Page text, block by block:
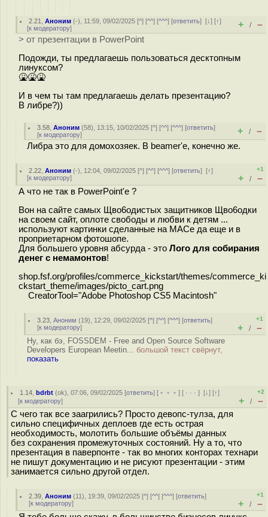
2.21 ,Аноним (-), 11:59, 09/02/2025 [^] [^^] [^^^] [ответить][↓] [↑]
[к модератору] + / –
> от презентации в PowerPoint
Подожди, ты предлагаешь пользоваться десктопным
линуксом?
🤮🤮🤮
И в чем ты там предлагаешь делать презентацию?
В либре?))
3.58 ,Аноним (58), 13:15, 10/02/2025 [^] [^^] [^^^] [ответить]
[к модератору] + / –
Либра это для домохозяек. В beamer'е, конечно же.
2.22 ,Аноним (-), 12:04, 09/02/2025 [^] [^^] [^^^] [ответить][↑]
[к модератору]
+1
+ / –
А что не так в PowerPoint'е ?
Вон на сайте самых Щво6одистых защитников Щво6одки
на своем сайт, оплоте свободы и любви к детям ...
используют картинки сделанные на МАСе да еще и в
проприетарном фотошопе.
Для большего уровня абсурда - это Лого для собирания
денег с немамонтов!
shop.fsf.org/profiles/commerce_kickstart/themes/commerce_ki
ckstart_theme/images/picto_cart.png
CreatorTool="Adobe Photoshop CS5 Macintosh"
3.23 ,Аноним (19), 12:29, 09/02/2025 [^] [^^] [^^^] [ответить]
[к модератору]
+1
+ / –
Ну, как бэ, FOSSDEM - Free and Open Source Software
Developers European Meetin... большой текст свёрнут,
показать
1.14 ,bdrbt (ok), 07:06, 09/02/2025 [ответить] [ ﹢﹢﹢] [ · · ·][↓] [↑]
[к модератору]
+2
+ / –
С чего так все заагрились? Просто девопс-тулза, для
сильно специфичных деплоев где есть острая
необходимость, молотить большие объёмы данных
без сохранения промежуточных состояний. Ну а то, что
презентация в паверпонте - так во многих конторах технари
не пишут документацию и не рисуют презентации - этим
занимается сильно другой отдел.
2.39 ,Аноним (11), 19:39, 09/02/2025 [^] [^^] [^^^] [ответить]
[к модератору]
+1
+ / –